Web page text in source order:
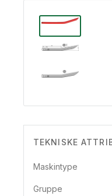
TEKNISKE
Maskintype
Gruppe